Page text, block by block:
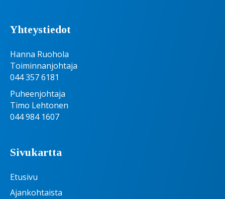
Yhteystiedot
Hanna Ruohola
Toiminnanjohtaja
044 357 6181
Puheenjohtaja
Timo Lehtonen
044 984 1607
Sivukartta
Etusivu
Ajankohtaista